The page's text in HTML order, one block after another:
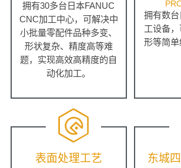
拥有30多台日本FANUC
CNC加工中心，可解决中
小批量零配件品种多变、
形状复杂、精度高等难
题，实现高效高精度的自
动化加工。
拥有数
工设备
形等简单
表面处理工艺 东城